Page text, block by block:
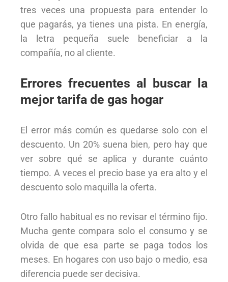
tres veces una propuesta para entender lo
que pagarás, ya tienes una pista. En energía,
la letra pequeña suele beneficiar a la
compañía, no al cliente.
Errores frecuentes al buscar la
mejor tarifa de gas hogar
El error más común es quedarse solo con el
descuento. Un 20% suena bien, pero hay que
ver sobre qué se aplica y durante cuánto
tiempo. A veces el precio base ya era alto y el
descuento solo maquilla la oferta.
Otro fallo habitual es no revisar el término fijo.
Mucha gente compara solo el consumo y se
olvida de que esa parte se paga todos los
meses. En hogares con uso bajo o medio, esa
diferencia puede ser decisiva.